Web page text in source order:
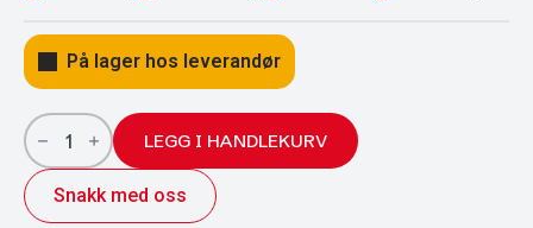
På lager hos leverandør
Gassfjærer
Arctic
18/8;
650/300
600N
antall
LEGG I HANDLEKURV
Snakk med oss